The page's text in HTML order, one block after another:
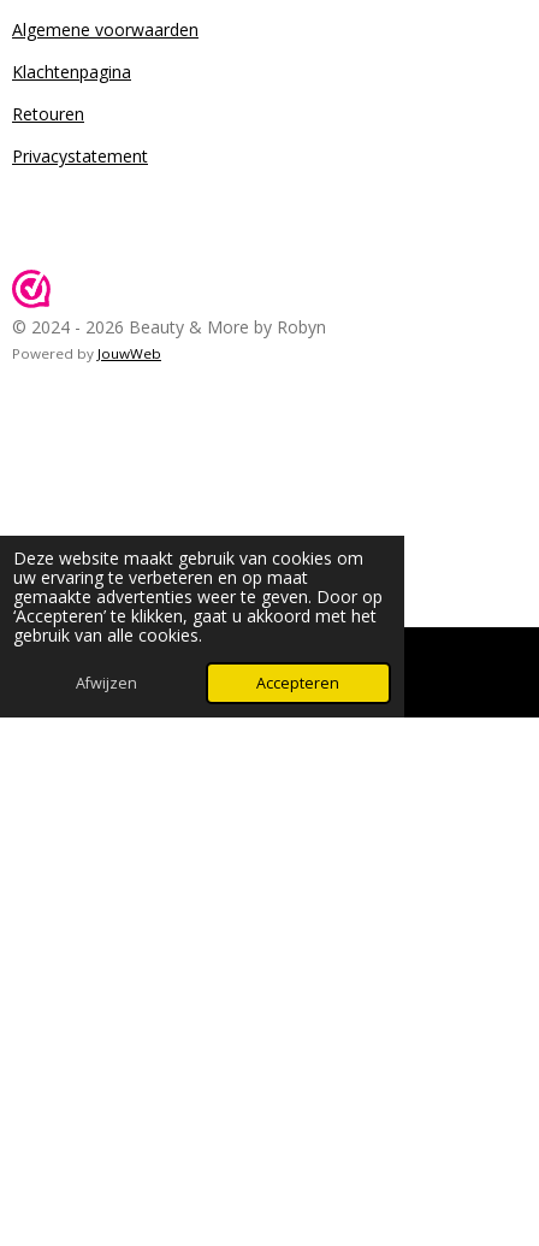
Deze website maakt gebruik van cookies om
uw ervaring te verbeteren en op maat
gemaakte advertenties weer te geven. Door op
‘Accepteren’ te klikken, gaat u akkoord met het
gebruik van alle cookies.
Afwijzen Accepteren
Algemene voorwaarden
Klachtenpagina
Retouren
Privacystatement
© 2024 - 2026 Beauty & More by Robyn
Powered by JouwWeb
WhatsApp